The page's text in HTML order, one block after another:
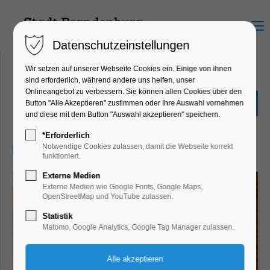
Menu
Mythos Maria
Ausstellung, Bildung, Vortrag
24.09.2026, 10:00–17:00
Datenschutzeinstellungen
Wir setzen auf unserer Webseite Cookies ein. Einige von ihnen
sind erforderlich, während andere uns helfen, unser
Onlineangebot zu verbessern. Sie können allen Cookies über den
Button "Alle Akzeptieren" zustimmen oder Ihre Auswahl vornehmen
und diese mit dem Button "Auswahl akzeptieren" speichern.
*Erforderlich
Notwendige Cookies zulassen, damit die Webseite korrekt
funktioniert.
Externe Medien
Externe Medien wie Google Fonts, Google Maps,
OpenStreetMap und YouTube zulassen.
Statistik
Matomo, Google Analytics, Google Tag Manager zulassen.